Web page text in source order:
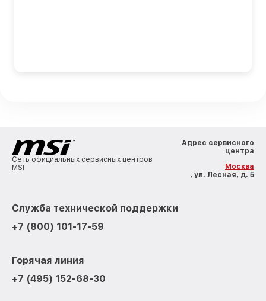
Сеть официальных сервисных центров
MSI
Адрес сервисного
центра
Москва
, ул. Лесная, д. 5
Служба технической поддержки
+7 (800) 101-17-59
Горячая линия
+7 (495) 152-68-30